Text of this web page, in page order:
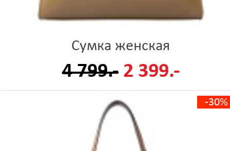
Сумка женская
4 799.- 2 399.-
-30%